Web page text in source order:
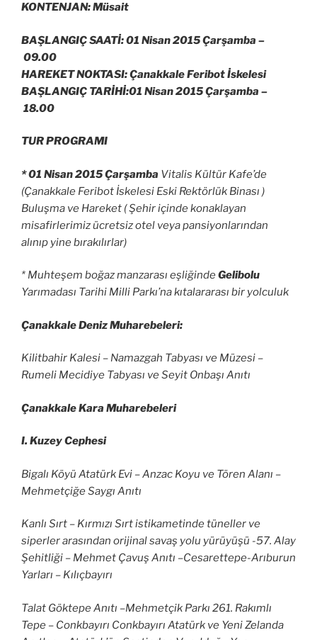
KONTENJAN: Müsait
BAŞLANGIÇ SAATİ: 01 Nisan 2015 Çarşamba –
09.00
HAREKET NOKTASI: Çanakkale Feribot İskelesi
BAŞLANGIÇ TARİHİ:01 Nisan 2015 Çarşamba –
18.00
TUR PROGRAMI
* 01 Nisan 2015 Çarşamba Vitalis Kültür Kafe’de
(Çanakkale Feribot İskelesi Eski Rektörlük Binası )
Buluşma ve Hareket ( Şehir içinde konaklayan
misafirlerimiz ücretsiz otel veya pansiyonlarından
alınıp yine bırakılırlar)
* Muhteşem boğaz manzarası eşliğindeGelibolu
Yarımadası Tarihi Milli Parkı’na kıtalararası bir yolculuk
Çanakkale Deniz Muharebeleri:
Kilitbahir Kalesi – Namazgah Tabyası ve Müzesi –
Rumeli Mecidiye Tabyası ve Seyit Onbaşı Anıtı
Çanakkale Kara Muharebeleri
I. Kuzey Cephesi
Bigalı Köyü Atatürk Evi – Anzac Koyu ve Tören Alanı –
Mehmetçiğe Saygı Anıtı
Kanlı Sırt – Kırmızı Sırt istikametinde tüneller ve
siperler arasından orijinal savaş yolu yürüyüşü -57. Alay
Şehitliği – Mehmet Çavuş Anıtı –Cesarettepe-Arıburun
Yarları – Kılıçbayırı
Talat Göktepe Anıtı –Mehmetçik Parkı 261. Rakımlı
Tepe – Conkbayırı Conkbayırı Atatürk ve Yeni Zelanda